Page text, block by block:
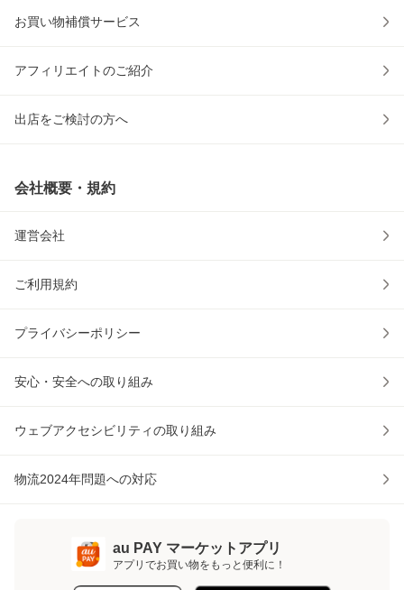
お買い物補償サービス
アフィリエイトのご紹介
出店をご検討の方へ
会社概要・規約
運営会社
ご利用規約
プライバシーポリシー
安心・安全への取り組み
ウェブアクセシビリティの取り組み
物流2024年問題への対応
au PAY マーケットアプリ
アプリでお買い物をもっと便利に！